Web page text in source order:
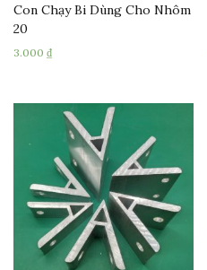
Con Chạy Bi Dùng Cho Nhôm
20
3.000 ₫